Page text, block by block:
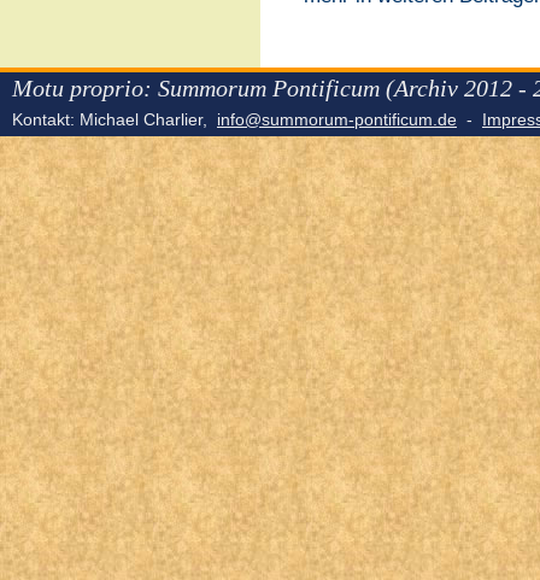
Motu proprio: Summorum Pontificum (Archiv 2012 -
Kontakt: Michael Charlier, info@summorum-pontificum.de -